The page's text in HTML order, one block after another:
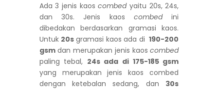
Ada 3 jenis kaoscombedyaitu 20s, 24s,
dan 30s. Jenis kaoscombedini
dibedakan berdasarkan gramasi kaos.
Untuk 20s gramasi kaos ada di190-200
gsmdan merupakan jenis kaoscombed
paling tebal, 24s ada di 175-185 gsm
yang merupakan jenis kaos combed
dengan ketebalan sedang, dan 30s